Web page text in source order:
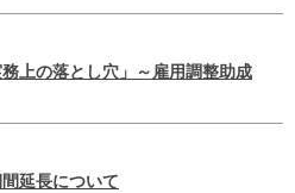
上の落とし穴」～雇用調整助成
延長について